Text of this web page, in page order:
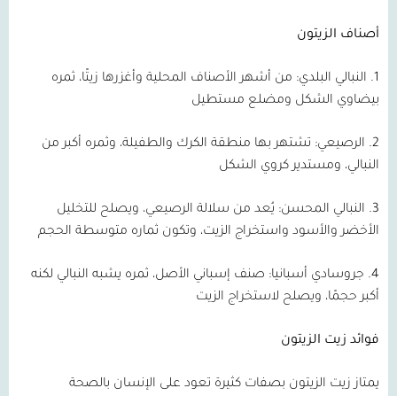
أصناف الزيتون
1. النبالي البلدي: من أشهر الأصناف المحلية وأغزرها زيتًا، ثمره
بيضاوي الشكل ومضلع مستطيل
2. الرصيعي: تشتهر بها منطقة الكرك والطفيلة، وثمره أكبر من
النبالي، ومستدير كروي الشكل
3. النبالي المحسن: يُعد من سلالة الرصيعي، ويصلح للتخليل
الأخضر والأسود واستخراج الزيت، وتكون ثماره متوسطة الحجم
4. جروسادي أسبانيا: صنف إسباني الأصل، ثمره يشبه النبالي لكنه
أكبر حجمًا، ويصلح لاستخراج الزيت
فوائد زيت الزيتون
يمتاز زيت الزيتون بصفات كثيرة تعود على الإنسان بالصحة